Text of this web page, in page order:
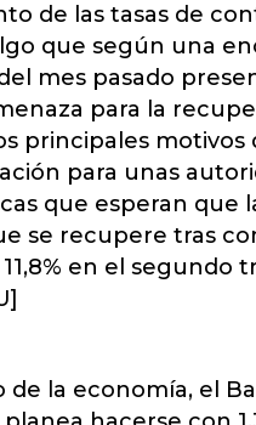
de las tasas de
que según una
mes pasado
para la
principales motivos
para unas
que esperan que
se recupere tras
en el segundo
de la economía, el